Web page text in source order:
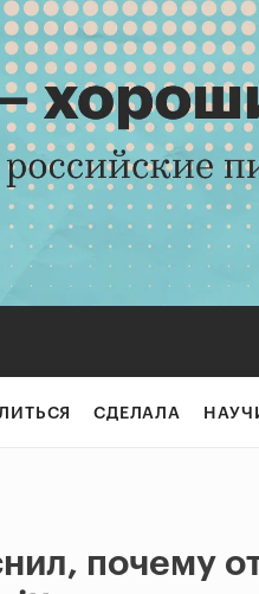
СДЕЛАЛА
почему